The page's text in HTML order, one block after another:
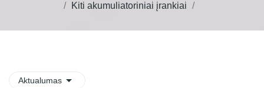
Kiti akumuliatoriniai įrankiai
Aktualumas 